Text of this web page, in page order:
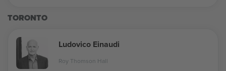
TORONTO
Ludovico Einaudi
Roy Thomson Hall